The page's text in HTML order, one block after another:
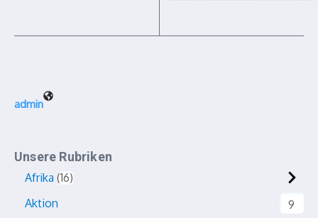
admin
Unsere Rubriken
Afrika 16
Aktion
9